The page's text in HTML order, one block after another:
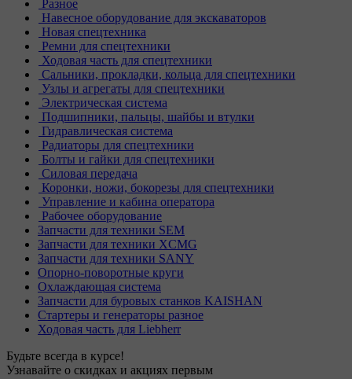
Разное
Навесное оборудование для экскаваторов
Новая спецтехника
Ремни для спецтехники
Ходовая часть для спецтехники
Сальники, прокладки, кольца для спецтехники
Узлы и агрегаты для спецтехники
Электрическая система
Подшипники, пальцы, шайбы и втулки
Гидравлическая система
Радиаторы для спецтехники
Болты и гайки для спецтехники
Силовая передача
Коронки, ножи, бокорезы для спецтехники
Управление и кабина оператора
Рабочее оборудование
Запчасти для техники SEM
Запчасти для техники XCMG
Запчасти для техники SANY
Опорно-поворотные круги
Охлаждающая система
Запчасти для буровых станков KAISHAN
Стартеры и генераторы разное
Ходовая часть для Liebherr
Будьте всегда в курсе!
Узнавайте о скидках и акциях первым